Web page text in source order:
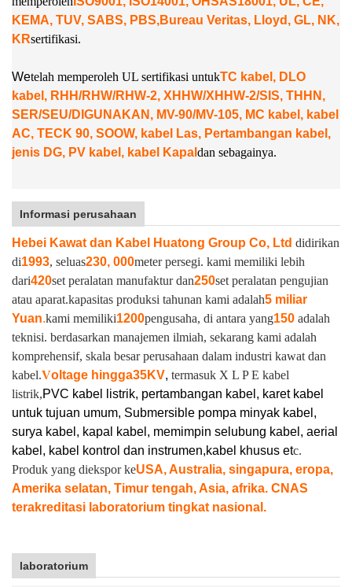
KEMA, TUV, SABS, PBS,Bureau Veritas, Lloyd, GL, NK,
KRsertifikasi.
Wetelah memperoleh UL sertifikasi untukTC kabel, DLO
kabel, RHH/RHW/RHW-2, XHHW/XHHW-2/SIS, THHN,
SER/SEU/DIGUNAKAN, MV-90/MV-105, MC kabel, kabel
AC, TECK 90, SOOW, kabel Las, Pertambangan kabel,
jenis DG, PV kabel, kabel Kapal dan sebagainya.
Informasi perusahaan
Hebei Kawat dan Kabel Huatong Group Co, Ltd didirikan
di1993, seluas230, 000meter persegi. kami memiliki lebih
dari420set peralatan manufaktur dan250set peralatan pengujian
atau aparat.kapasitas produksi tahunan kami adalah5 miliar
Yuan.kami memiliki1200pengusaha, di antara yang150 adalah
teknisi. berdasarkan manajemen ilmiah, sekarang kami adalah
komprehensif, skala besar perusahaan dalam industri kawat dan
kabel.Voltage hingga35KV, termasuk X L P E kabel
listrik,PVC kabel listrik, pertambangan kabel, karet kabel
untuk tujuan umum, Submersible pompa minyak kabel,
surya kabel, kapal kabel, memimpin selubung kabel, aerial
kabel, kabel kontrol dan instrumen,kabel khusus etc.
Produk yang diekspor keUSA, Australia, singapura, eropa,
Amerika selatan, Timur tengah, Asia, afrika. CNAS
terakreditasi laboratorium tingkat nasional.
laboratorium